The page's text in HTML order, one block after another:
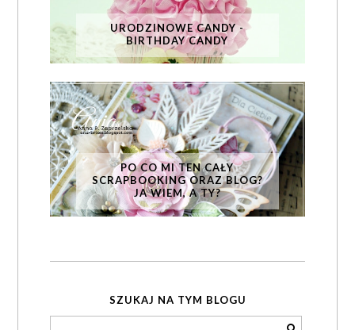
URODZINOWE CANDY -
BIRTHDAY CANDY
PO CO MI TEN CAŁY
SCRAPBOOKING ORAZ BLOG?
JA WIEM, A TY?
SZUKAJ NA TYM BLOGU